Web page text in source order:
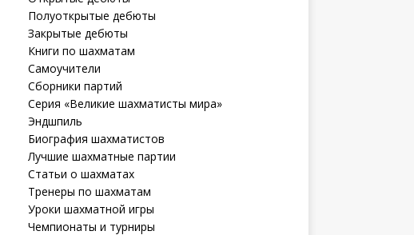
Полуоткрытые дебюты
Закрытые дебюты
Книги по шахматам
Самоучители
Сборники партий
Серия «Великие шахматисты мира»
Эндшпиль
Биография шахматистов
Лучшие шахматные партии
Статьи о шахматах
Тренеры по шахматам
Уроки шахматной игры
Чемпионаты и турниры